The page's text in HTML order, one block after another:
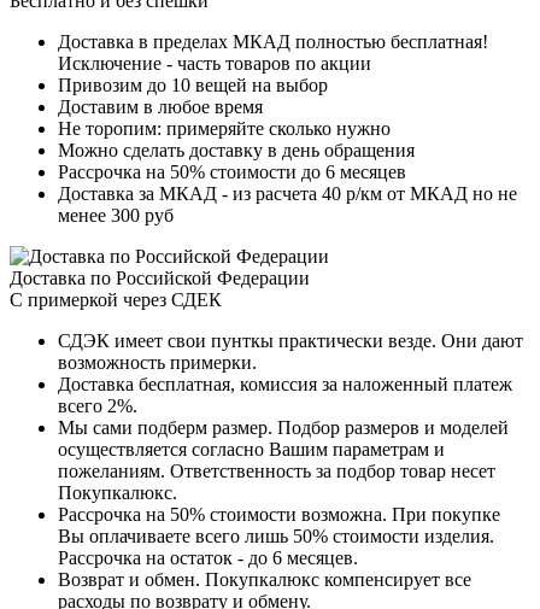
Доставка в пределах МКАД полностью бесплатная!
Исключение - часть товаров по акции
Привозим до 10 вещей на выбор
Доставим в любое время
Не торопим: примеряйте сколько нужно
Можно сделать доставку в день обращения
Рассрочка на 50% стоимости до 6 месяцев
Доставка за МКАД - из расчета 40 р/км от МКАД но не
менее 300 руб
Доставка по Российской Федерации
С примеркой через СДЕК
СДЭК имеет свои пунткы практически везде. Они дают
возможность примерки.
Доставка бесплатная, комиссия за наложенный платеж
всего 2%.
Мы сами подберм размер. Подбор размеров и моделей
осуществляется согласно Вашим параметрам и
пожеланиям. Ответственность за подбор товар несет
Покупкалюкс.
Рассрочка на 50% стоимости возможна. При покупке
Вы оплачиваете всего лишь 50% стоимости изделия.
Рассрочка на остаток - до 6 месяцев.
Возврат и обмен. Покупкалюкс компенсирует все
расходы по возврату и обмену.